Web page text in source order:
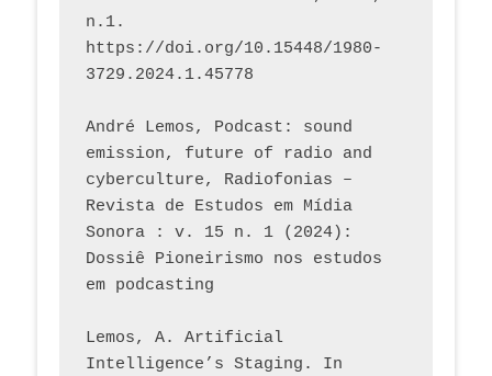
n.1.
https://doi.org/10.15448/1980-
3729.2024.1.45778
André Lemos, Podcast: sound
emission, future of radio and
cyberculture, Radiofonias –
Revista de Estudos em Mídia
Sonora : v. 15 n. 1 (2024):
Dossiê Pioneirismo nos estudos
em podcasting
Lemos, A. Artificial
Intelligence’s Staging. In